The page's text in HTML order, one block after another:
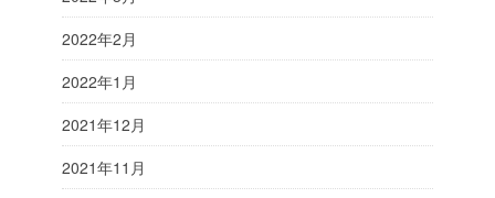
2022年2月
2022年1月
2021年12月
2021年11月